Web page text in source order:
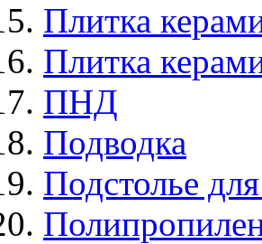
Плитка
Плитка
ПНД
Подводка
Подстолье